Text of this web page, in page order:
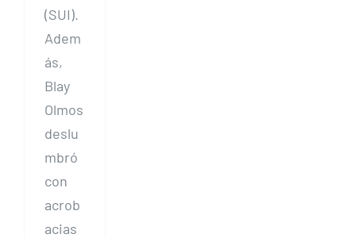
(SUI).
Adem
ás,
Blay
Olmos
deslu
mbró
con
acrob
acias